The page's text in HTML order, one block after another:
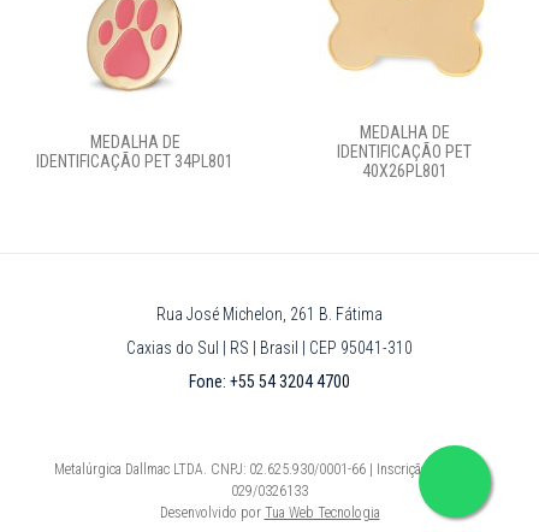
MEDALHA DE
IDENTIFICAÇÃO PET 34PL801
MEDALHA DE
IDENTIFICAÇÃO PET
40X26PL801
Rua José Michelon, 261 B. Fátima
Caxias do Sul | RS | Brasil | CEP 95041-310
Fone: +55 54 3204 4700
Metalúrgica Dallmac LTDA. CNPJ: 02.625.930/0001-66 | Inscrição Estadual:
029/0326133
Desenvolvido por Tua Web Tecnologia